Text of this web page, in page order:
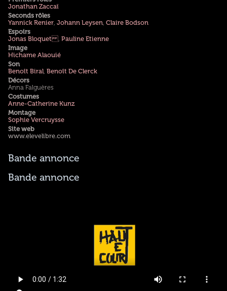
Jonathan Zaccaï
Seconds rôles
Yannick Renier, Johann Leysen, Claire Bodson
Espoirs
Jonas Bloquet, Pauline Etienne
Image
Hichame Alaouié
Son
Benoît Biral, Benoît De Clerck
Décors
Anna Falguères
Costumes
Anne-Catherine Kunz
Montage
Sophie Vercruysse
Site web
www.elevelibre.com
Bande annonce
Bande annonce